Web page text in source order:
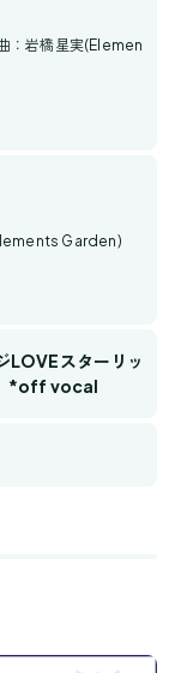
：岩橋星実(Elemen
Garden)
LOVEスターリッ
」*off vocal